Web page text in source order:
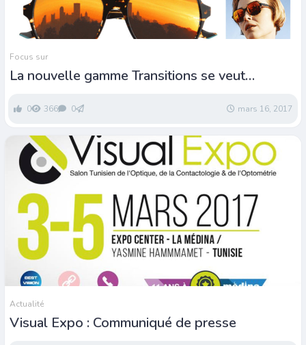
Focus sur
La nouvelle gamme Transitions se veut
0 366 0 mars 16, 2017
Actualité
Visual Expo : Communiqué de presse